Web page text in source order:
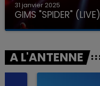
31 janvier 2025
GIMS "SPIDER" (LIVE)
A L'ANTENNE